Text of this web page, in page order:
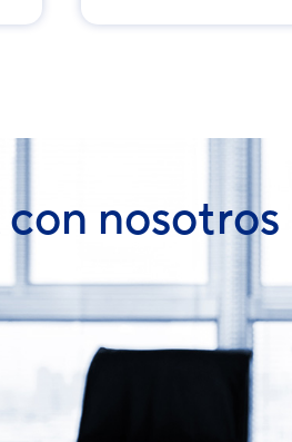
con nosotros